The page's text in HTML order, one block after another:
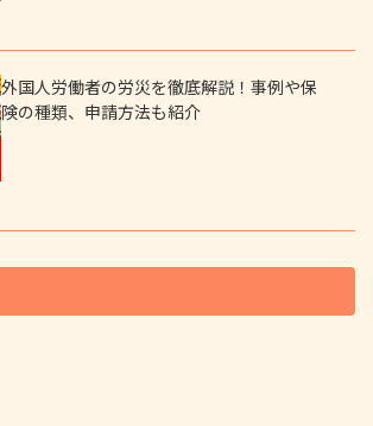
外国人労働者の労災を徹底解説！事例や保
険の種類、申請方法も紹介